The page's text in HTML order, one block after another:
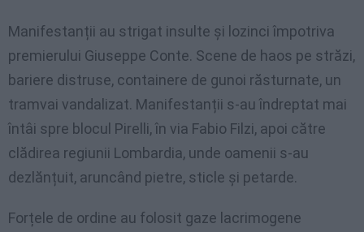
Manifestanții au strigat insulte și lozinci împotriva
premierului Giuseppe Conte. Scene de haos pe străzi,
bariere distruse, containere de gunoi răsturnate, un
tramvai vandalizat. Manifestanții s-au îndreptat mai
întâi spre blocul Pirelli, în via Fabio Filzi, apoi către
clădirea regiunii Lombardia, unde oamenii s-au
dezlănțuit, aruncând pietre, sticle și petarde.
Forțele de ordine au folosit gaze lacrimogene